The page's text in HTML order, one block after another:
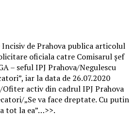
Incisiv de Prahova publica articolul
oficiala catre Comisarul şef
– seful IPJ Prahova/Negulescu
iar la data de 26.07.2020
Ofiter activ din cadrul IPJ Prahova
„Se va face dreptate. Cu putin
tot la ea”…>>.